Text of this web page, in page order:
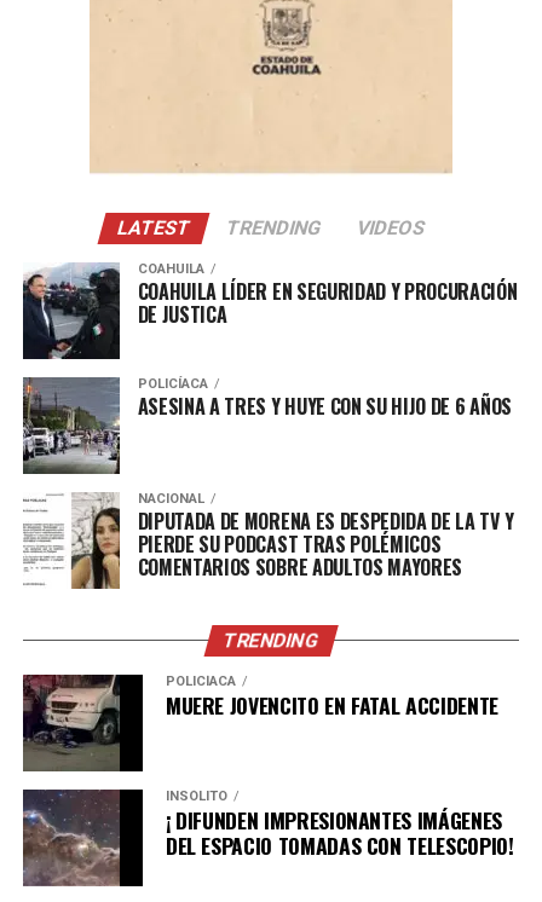
Con Información Tomada de EL SOL DE MÉXICO
LATEST TRENDING VIDEOS
COAHUILA
COAHUILA LÍDER EN SEGURIDAD Y PROCURACIÓN
DE JUSTICA
POLICÍACA
ASESINA A TRES Y HUYE CON SU HIJO DE 6 AÑOS
NACIONAL
DIPUTADA DE MORENA ES DESPEDIDA DE LA TV Y
PIERDE SU PODCAST TRAS POLÉMICOS
COMENTARIOS SOBRE ADULTOS MAYORES
TRENDING
POLICÍACA
MUERE JOVENCITO EN FATAL ACCIDENTE
INSÓLITO
¡ DIFUNDEN IMPRESIONANTES IMÁGENES
DEL ESPACIO TOMADAS CON TELESCOPIO!